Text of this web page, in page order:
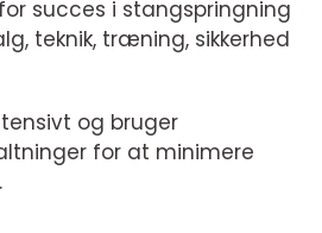
succes i stangspringning
teknik, træning, sikkerhed
og bruger
for at minimere